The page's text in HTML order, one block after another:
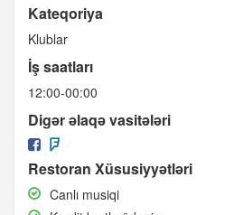
Kateqoriya
Klublar
İş saatları
12:00-00:00
Digər əlaqə vasitələri
Restoran Xüsusiyyətləri
Canlı
Canlı musiqi